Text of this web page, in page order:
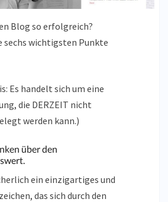
Blog so erfolgreich?
sechs wichtigsten Punkte
Es handelt sich um eine
die DERZEIT nicht
werden kann.)
über den
ein einzigartiges und
das sich durch den